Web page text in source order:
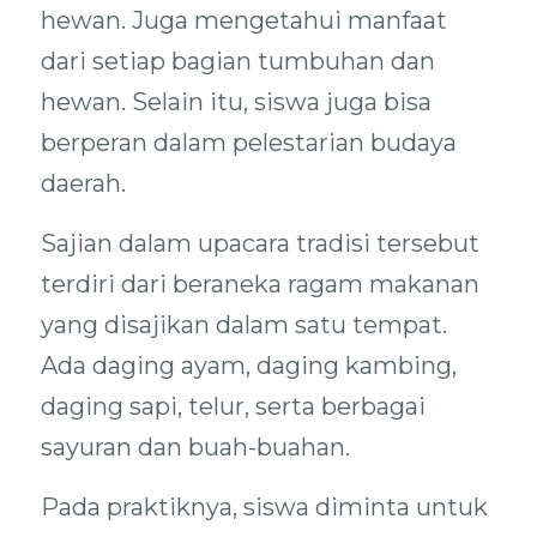
hewan. Juga mengetahui manfaat
dari setiap bagian tumbuhan dan
hewan. Selain itu, siswa juga bisa
berperan dalam pelestarian budaya
daerah.
Sajian dalam upacara tradisi tersebut
terdiri dari beraneka ragam makanan
yang disajikan dalam satu tempat.
Ada daging ayam, daging kambing,
daging sapi, telur, serta berbagai
sayuran dan buah-buahan.
Pada praktiknya, siswa diminta untuk